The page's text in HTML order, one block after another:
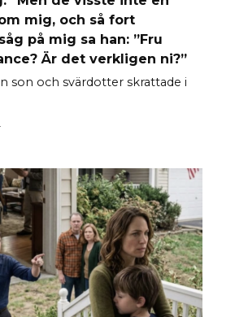
mig, och så fort
på mig sa han: ”Fru
Är det verkligen ni?”
son och svärdotter skrattade i